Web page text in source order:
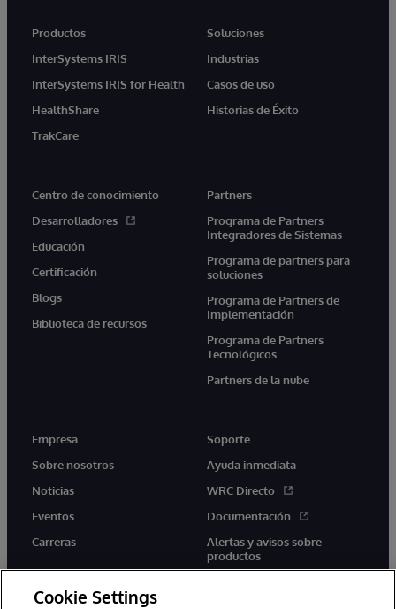
Productos
InterSystems IRIS
InterSystems IRIS for Health
HealthShare
TrakCare
Soluciones
Industrias
Casos de uso
Historias de Éxito
Centro de conocimiento
Desarrolladores
Educación
Certificación
Blogs
Biblioteca de recursos
Partners
Programa de Partners
Integradores de Sistemas
Programa de partners para
soluciones
Programa de Partners de
Implementación
Programa de Partners
Tecnológicos
Partners de la nube
Empresa
Sobre nosotros
Noticias
Eventos
Carreras
Soporte
Ayuda inmediata
WRC Directo
Documentación
Alertas y avisos sobre
productos
Cookie Settings